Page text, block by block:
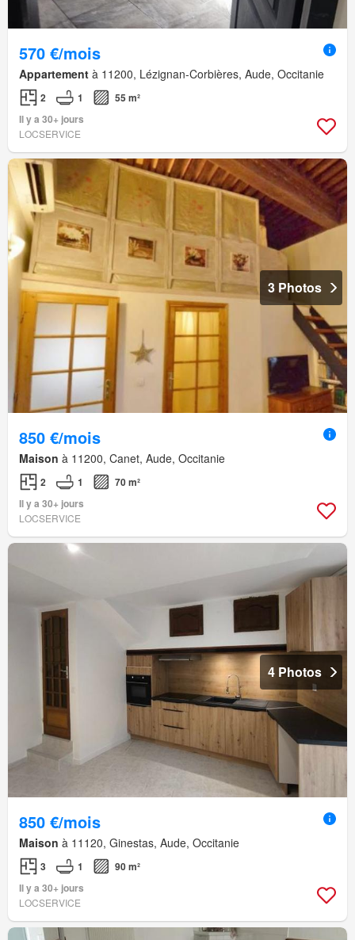
570 €/mois
Appartement à 11200, Lézignan-Corbières, Aude, Occitanie
2 1
55 m²
Il y a 30+ jours
LOCSERVICE
3 Photos
850 €/mois
Maison à 11200, Canet, Aude, Occitanie
2 1
70 m²
Il y a 30+ jours
LOCSERVICE
4 Photos
850 €/mois
Maison à 11120, Ginestas, Aude, Occitanie
3 1
90 m²
Il y a 30+ jours
LOCSERVICE